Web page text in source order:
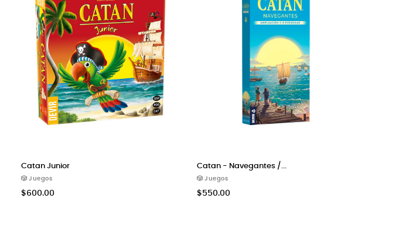
Catan Junior
🎲 Juegos
$600.00
Catan - Navegantes /...
🎲 Juegos
$550.00